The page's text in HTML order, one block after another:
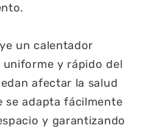
un calentador
y rápido del
afectar la salud
se adapta fácilmente
y garantizando